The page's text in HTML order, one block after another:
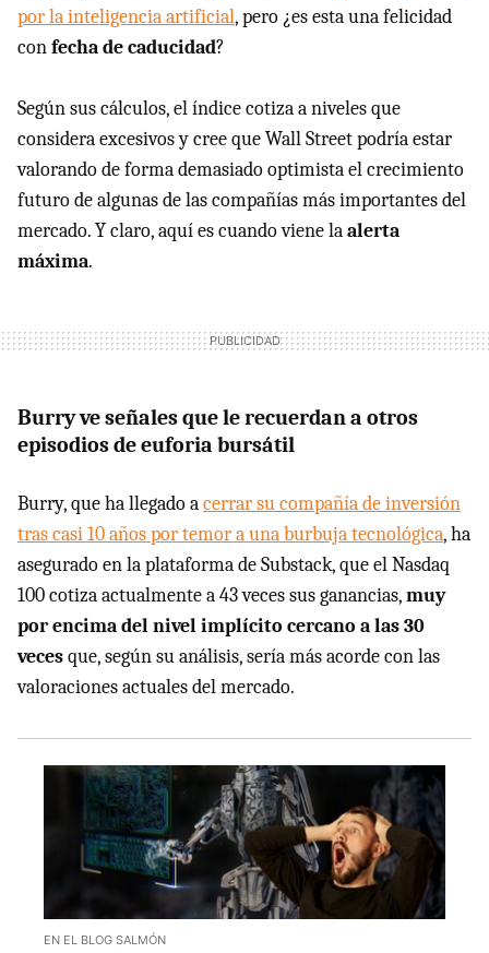
por la inteligencia artificial, pero ¿es esta una felicidad
confecha de caducidad?
Según sus cálculos, el índice cotiza a niveles que
considera excesivos y cree que Wall Street podría estar
valorando de forma demasiado optimista el crecimiento
futuro de algunas de las compañías más importantes del
mercado. Y claro, aquí es cuando viene laalerta
máxima.
Burry ve señales que le recuerdan a otros
episodios de euforia bursátil
Burry, que ha llegado acerrar su compañía de inversión
tras casi 10 años por temor a una burbuja tecnológica, ha
asegurado en la plataforma de Substack, que el Nasdaq
100 cotiza actualmente a 43 veces sus ganancias,muy
por encima del nivel implícito cercano a las 30
vecesque, según su análisis, sería más acorde con las
valoraciones actuales del mercado.
EN EL BLOG SALMÓN